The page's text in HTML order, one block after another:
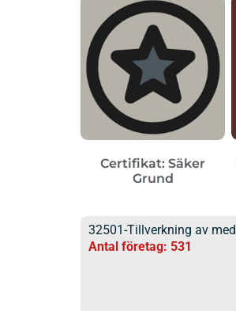
Certifikat: Säker
Grund
32501-Tillverkning av
Antal företag: 531